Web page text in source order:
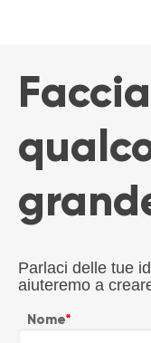
Parlaci delle tue
aiuteremo a
Nome*